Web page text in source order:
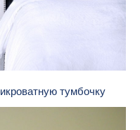
тумбочку